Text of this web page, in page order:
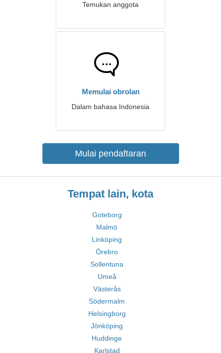
Temukan anggota
Memulai obrolan
Dalam bahasa Indonesia
Mulai pendaftaran
Tempat lain, kota
Goteborg
Malmö
Linköping
Örebro
Sollentuna
Umeå
Västerås
Södermalm
Helsingborg
Jönköping
Huddinge
Karlstad